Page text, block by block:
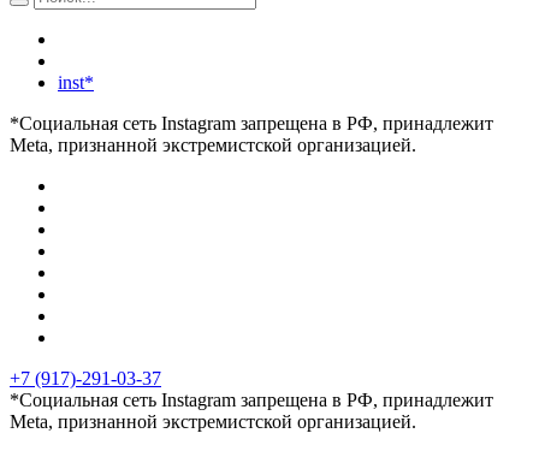
inst*
*Социальная сеть Instagram запрещена в РФ, принадлежит
Meta, признанной экстремистской организацией.
+7 (917)-291-03-37
*Социальная сеть Instagram запрещена в РФ, принадлежит
Meta, признанной экстремистской организацией.